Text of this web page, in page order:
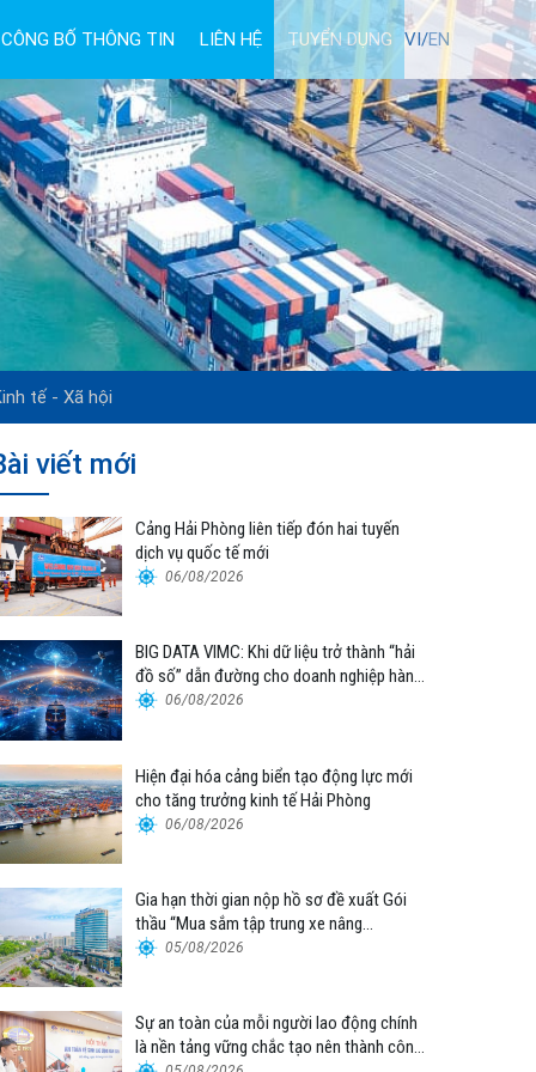
CÔNG BỐ THÔNG TIN LIÊN HỆ TUYỂN DỤNG VI/EN
tế - Xã hội
viết mới
Cảng Hải Phòng liên tiếp đón hai tuyến
dịch vụ quốc tế mới
06/08/2026
BIG DATA VIMC: Khi dữ liệu trở thành “hải
đồ số” dẫn đường cho doanh nghiệp hàng
hải 06/08/2026
Hiện đại hóa cảng biển tạo động lực mới
cho tăng trưởng kinh tế Hải Phòng
06/08/2026
Gia hạn thời gian nộp hồ sơ đề xuất Gói
thầu “Mua sắm tập trung xe nâng
container thuộc Tổng công ty Hàng hải
05/08/2026
Sự an toàn của mỗi người lao động chính
là nền tảng vững chắc tạo nên thành công